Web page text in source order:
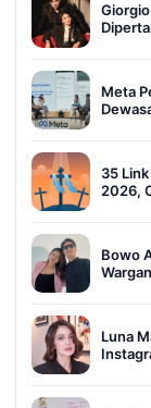
Meta
35
2026,
Bowo
Luna